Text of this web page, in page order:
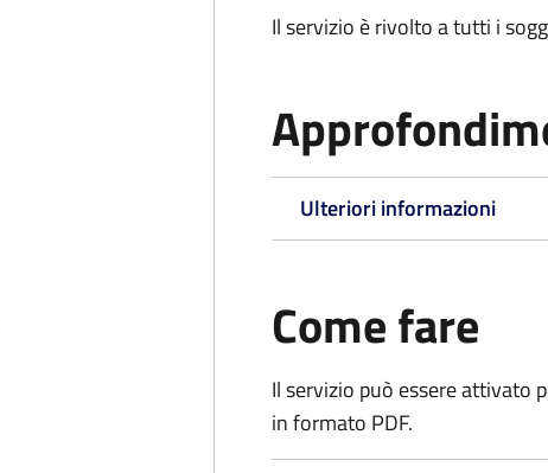
Il servizio è rivolto a tutti i
Ulteriori informazioni
Come fare
Il servizio può essere attivato
in formato PDF.